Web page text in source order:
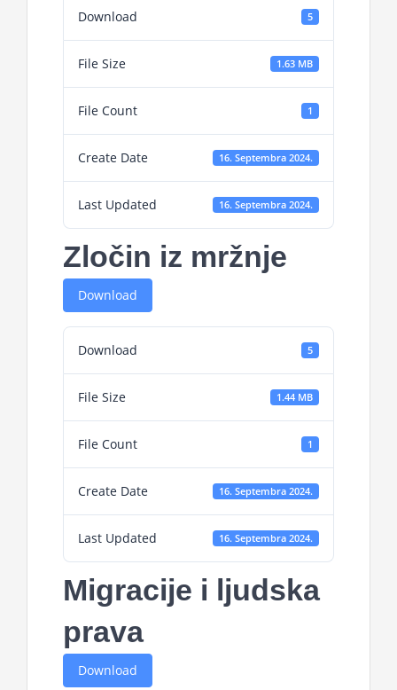
Download 5
File Size 1.63 MB
File Count 1
Create Date 16. Septembra 2024.
Last Updated 16. Septembra 2024.
Zločin iz mržnje
Download
Download 5
File Size 1.44 MB
File Count 1
Create Date 16. Septembra 2024.
Last Updated 16. Septembra 2024.
Migracije i ljudska
prava
Download